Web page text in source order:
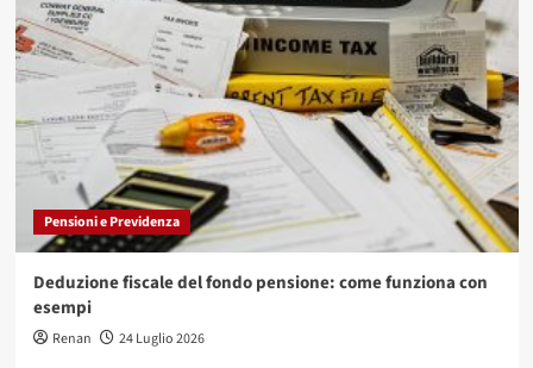
Pensioni e Previdenza
Deduzione fiscale del fondo pensione: come funziona con
esempi
Renan 24 Luglio 2026